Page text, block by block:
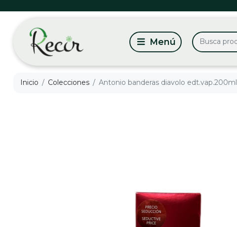
Inicio Colecciones Antonio banderas diavolo edt.vap.200ml